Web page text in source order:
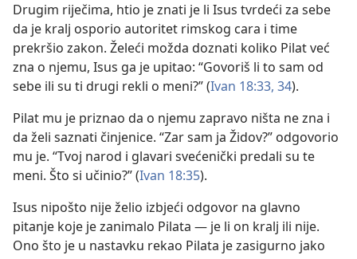
Drugim riječima, htio je znati je li Isus tvrdeći za sebe
da je kralj osporio autoritet rimskog cara i time
prekršio zakon. Želeći možda doznati koliko Pilat već
zna o njemu, Isus ga je upitao: “Govoriš li to sam od
sebe ili su ti drugi rekli o meni?” (Ivan 18:33, 34).
Pilat mu je priznao da o njemu zapravo ništa ne zna i
da želi saznati činjenice. “Zar sam ja Židov?” odgovorio
mu je. “Tvoj narod i glavari svećenički predali su te
meni. Što si učinio?” (Ivan 18:35).
Isus nipošto nije želio izbjeći odgovor na glavno
pitanje koje je zanimalo Pilata — je li on kralj ili nije.
Ono što je u nastavku rekao Pilata je zasigurno jako